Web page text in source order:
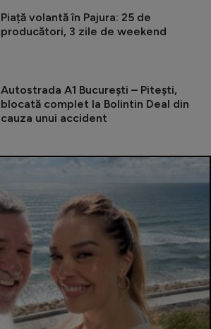
Piață volantă în Pajura: 25 de
producători, 3 zile de weekend
Autostrada A1 București – Pitești,
blocată complet la Bolintin Deal din
cauza unui accident